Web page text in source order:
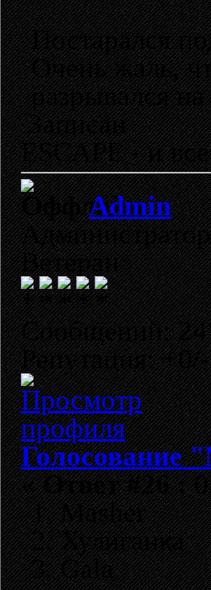
Постарался
Очень жаль,
разрывался
Записан
ESCAPE - и
Admin
Администратор
Ветеран
Сообщений:
Репутация:
Голосование
«Ответ #26 :
1. Masher
2. Хулиганка
3. Gala